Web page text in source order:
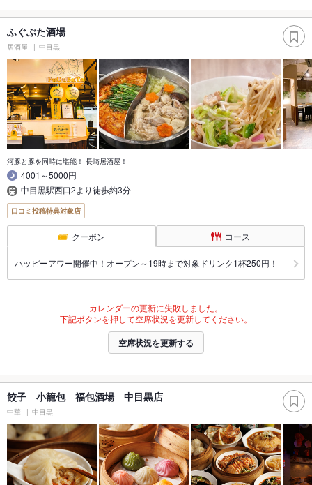
ふぐぶた酒場
居酒屋 中目黒
河豚と豚を同時に堪能！ 長崎居酒屋！
4001～5000円
中目黒駅西口2より徒歩約3分
口コミ投稿特典対象店
クーポン コース
ハッピーアワー開催中！オープン～19時まで対象ドリンク1杯250円！
カレンダーの更新に失敗しました。
下記ボタンを押して空席状況を更新してください。
空席状況を更新する
餃子 小籠包 福包酒場 中目黒店
中華 中目黒